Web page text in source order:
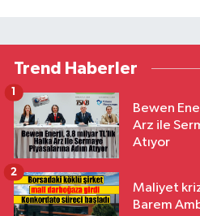
Trend Haberler
Bewen
Arz ile
Atıyor
Maliyet
Barem
2